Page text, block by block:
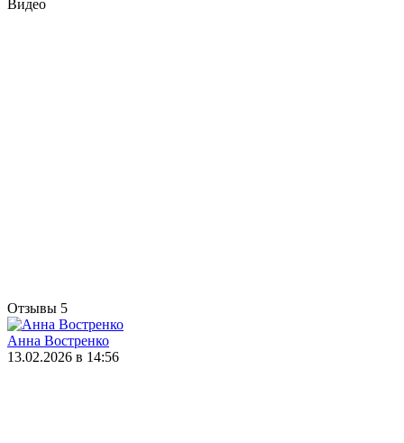
Видео
Отзывы 5
Анна Востренко
13.02.2026 в 14:56